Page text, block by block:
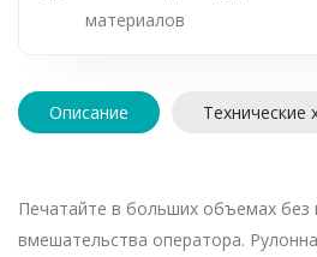
материалов
Описание Технические
Печатайте в больших объемах без
вмешательства оператора.